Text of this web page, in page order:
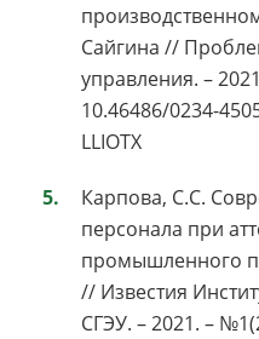
Сайгина //
управления. –
10.46486/0234-
LLIOTX
Карпова, С.С.
персонала при
промышленного
// Известия
СГЭУ. – 2021. –